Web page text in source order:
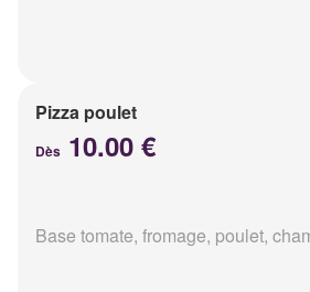
Pizza poulet
Dès 10.00 €
Base tomate, fromage, poulet,